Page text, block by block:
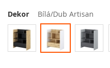
Dekor Bílá/Dub Artisan